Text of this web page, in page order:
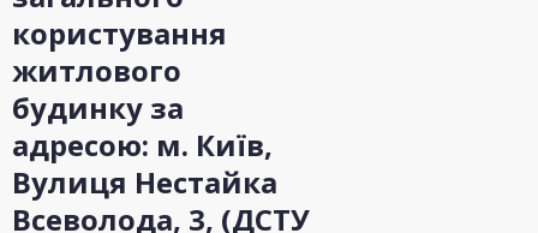
користування
житлового
будинку за
адресою: м. Київ,
Вулиця Нестайка
Всеволода, 3, (ДСТУ